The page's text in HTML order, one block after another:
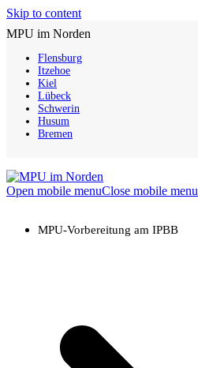
Skip to content
MPU im Norden
Flensburg
Itzehoe
Kiel
Lübeck
Schwerin
Husum
Bremen
Open mobile menuClose mobile menu
MPU-Vorbereitung am IPBB